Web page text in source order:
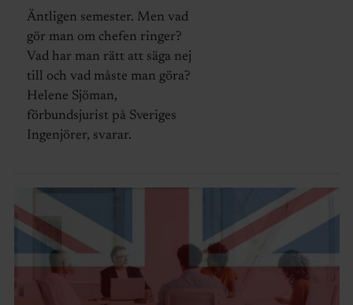
Äntligen semester. Men vad
gör man om chefen ringer?
Vad har man rätt att säga nej
till och vad måste man göra?
Helene Sjöman,
förbundsjurist på Sveriges
Ingenjörer, svarar.